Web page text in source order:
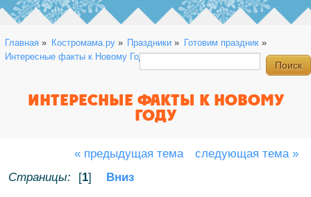
Главная » Костромама.ру» Праздники » Готовим праздник»
Интересные факты к Новому Году
ИНТЕРЕСНЫЕ ФАКТЫ К НОВОМУ
ГОДУ
« предыдущая тема
следующая тема »
Страницы:
[1] Вниз